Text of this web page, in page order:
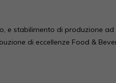
e stabilimento di produzione
di eccellenze Food &